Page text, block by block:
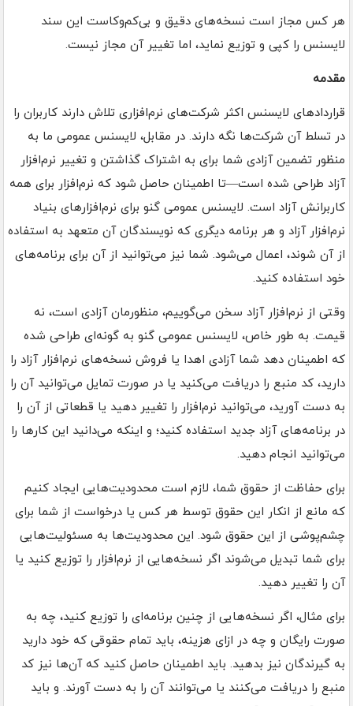
هر کس مجاز است نسخه‌های دقیق و بی‌کم‌و‌کاست این سند
لایسنس را کپی و توزیع نماید، اما تغییر آن مجاز نیست.
مقدمه
قراردادهای لایسنس اکثر شرکت‌های نرم‌افزاری تلاش دارند کاربران را
در تسلط آن شرکت‌ها نگه دارند. در مقابل، لایسنس عمومی ما به
منظور تضمین آزادی شما برای به اشتراک گذاشتن و تغییر نرم‌افزار
آزاد طراحی شده است—تا اطمینان حاصل شود که نرم‌افزار برای همه
کاربرانش آزاد است. لایسنس عمومی گنو برای نرم‌افزارهای بنیاد
نرم‌افزار آزاد و هر برنامه دیگری که نویسندگان آن متعهد به استفاده
از آن شوند، اعمال می‌شود. شما نیز می‌توانید از آن برای برنامه‌های
خود استفاده کنید.
وقتی از نرم‌افزار آزاد سخن می‌گوییم، منظورمان آزادی است، نه
قیمت. به طور خاص، لایسنس عمومی گنو به گونه‌ای طراحی شده
که اطمینان دهد شما آزادی اهدا یا فروش نسخه‌های نرم‌افزار آزاد را
دارید، کد منبع را دریافت می‌کنید یا در صورت تمایل می‌توانید آن را
به دست آورید، می‌توانید نرم‌افزار را تغییر دهید یا قطعاتی از آن را
در برنامه‌های آزاد جدید استفاده کنید؛ و اینکه می‌دانید این کارها را
می‌توانید انجام دهید.
برای حفاظت از حقوق شما، لازم است محدودیت‌هایی ایجاد کنیم
که مانع از انکار این حقوق توسط هر کس یا درخواست از شما برای
چشم‌پوشی از این حقوق شود. این محدودیت‌ها به مسئولیت‌هایی
برای شما تبدیل می‌شوند اگر نسخه‌هایی از نرم‌افزار را توزیع کنید یا
آن را تغییر دهید.
برای مثال، اگر نسخه‌هایی از چنین برنامه‌ای را توزیع کنید، چه به
صورت رایگان و چه در ازای هزینه، باید تمام حقوقی که خود دارید
به گیرندگان نیز بدهید. باید اطمینان حاصل کنید که آن‌ها نیز کد
منبع را دریافت می‌کنند یا می‌توانند آن را به دست آورند. و باید